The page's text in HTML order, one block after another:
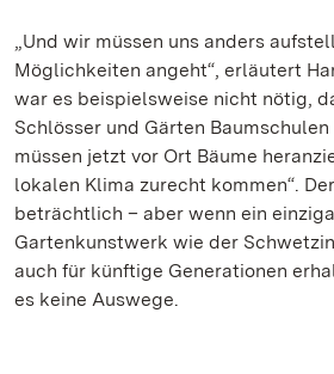
„Und wir müssen uns anders
Möglichkeiten angeht“, erläutert
war es beispielsweise nicht nötig,
Schlösser und Gärten
müssen jetzt vor Ort Bäume
lokalen Klima zurecht kommen“.
beträchtlich – aber wenn ein
Gartenkunstwerk wie der
auch für künftige Generationen
es keine Auswege.